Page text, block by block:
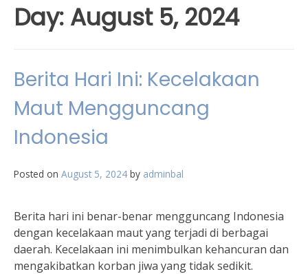
Day: August 5, 2024
Berita Hari Ini: Kecelakaan
Maut Mengguncang
Indonesia
Posted on August 5, 2024 by adminbal
Berita hari ini benar-benar mengguncang Indonesia
dengan kecelakaan maut yang terjadi di berbagai
daerah. Kecelakaan ini menimbulkan kehancuran dan
mengakibatkan korban jiwa yang tidak sedikit.